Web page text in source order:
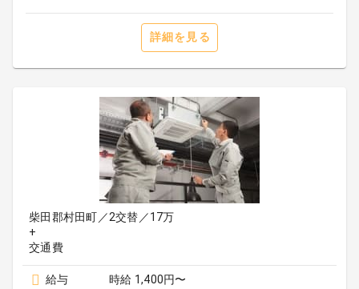
詳細を見る
柴田郡村田町／2交替／17万
+
交通費
給与
時給 1,400円〜